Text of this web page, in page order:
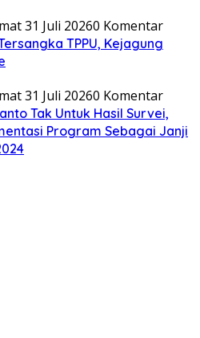
31 Juli 20260 Komentar
TPPU, Kejagung
31 Juli 20260 Komentar
Tak Untuk Hasil Survei,
Program Sebagai Janji